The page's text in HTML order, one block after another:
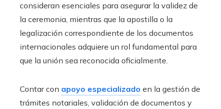
consideran esenciales para asegurar la validez de
la ceremonia, mientras que la apostilla o la
legalización correspondiente de los documentos
internacionales adquiere un rol fundamental para
que la unión sea reconocida oficialmente.
Contar con apoyo especializado en la gestión de
trámites notariales, validación de documentos y